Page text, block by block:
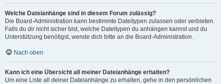
Welche Dateianhänge sind in diesem Forum zulässig?
Die Board-Administration kann bestimmte Dateitypen zulassen oder verbieten.
Falls du dir nicht sicher bist, welche Dateitypen du anhängen kannst und du
Unterstützung benötigst, wende dich bitte an die Board-Administration.
Nach oben
Kann ich eine Übersicht all meiner Dateianhänge erhalten?
Um eine Liste all deiner Dateianhänge zu erhalten, gehe in den persönlichen